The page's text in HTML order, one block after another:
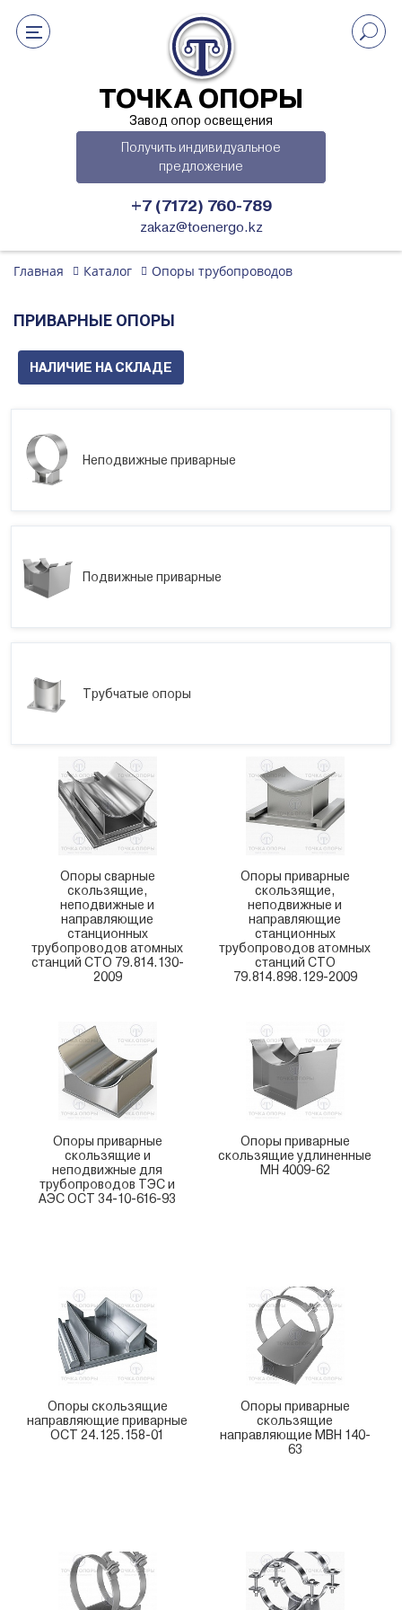
ТОЧКА ОПОРЫ
Завод опор освещения
Получить индивидуальное
предложение
+7 (7172) 760-789
zakaz@toenergo.kz
Главная Каталог Опоры трубопроводов
ПРИВАРНЫЕ ОПОРЫ
НАЛИЧИЕ НА СКЛАДЕ
Неподвижные приварные
Подвижные приварные
Трубчатые опоры
Опоры сварные
скользящие,
неподвижные и
направляющие
станционных
трубопроводов атомных
станций СТО 79.814.130-
2009
Опоры приварные
скользящие,
неподвижные и
направляющие
станционных
трубопроводов атомных
станций СТО
79.814.898.129-2009
Опоры приварные
скользящие и
неподвижные для
трубопроводов ТЭС и
АЭС ОСТ 34-10-616-93
Опоры приварные
скользящие удлиненные
МН 4009-62
Опоры скользящие
направляющие приварные
ОСТ 24.125.158-01
Опоры приварные
скользящие
направляющие МВН 140-
63